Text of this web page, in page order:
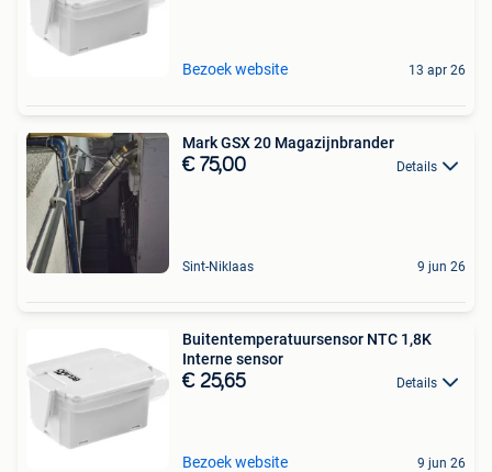
Bezoek website 13 apr 26
Mark GSX 20 Magazijnbrander
€ 75,00 Details
Sint-Niklaas 9 jun 26
Buitentemperatuursensor NTC 1,8K
Interne sensor
€ 25,65 Details
Bezoek website 9 jun 26